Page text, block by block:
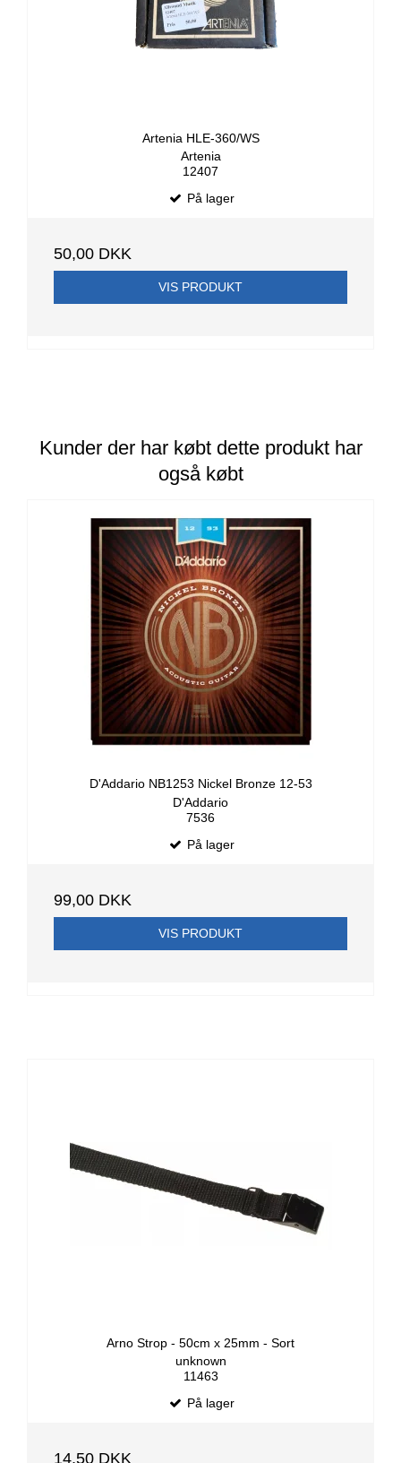
Artenia HLE-360/WS
Artenia
12407
På lager
50,00 DKK
VIS PRODUKT
Kunder der har købt dette produkt har
også købt
D'Addario NB1253 Nickel Bronze 12-53
D'Addario
7536
På lager
99,00 DKK
VIS PRODUKT
Arno Strop - 50cm x 25mm - Sort
unknown
11463
På lager
14,50 DKK